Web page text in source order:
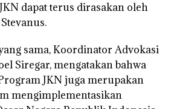
dapat terus dirasakan oleh
sama, Koordinator Advokasi
Siregar, mengatakan bahwa
JKN juga merupakan
mengimplementasikan